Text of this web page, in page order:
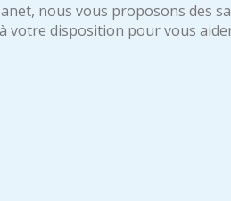
nous vous proposons des
votre disposition pour vous